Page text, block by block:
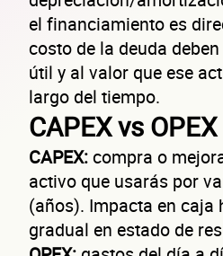
el financiamiento es
costo de la deuda
útil y al valor que ese
largo del tiempo.
CAPEX vs
CAPEX:compra o
activo que usarás por
(años). Impacta en caja
gradual en estado de